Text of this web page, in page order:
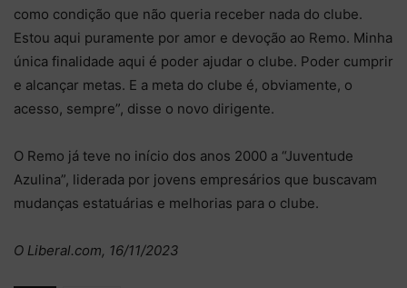
como condição que não queria receber nada do clube.
Estou aqui puramente por amor e devoção ao Remo. Minha
única finalidade aqui é poder ajudar o clube. Poder cumprir
e alcançar metas. E a meta do clube é, obviamente, o
acesso, sempre”, disse o novo dirigente.
O Remo já teve no início dos anos 2000 a “Juventude
Azulina”, liderada por jovens empresários que buscavam
mudanças estatuárias e melhorias para o clube.
O Liberal.com, 16/11/2023